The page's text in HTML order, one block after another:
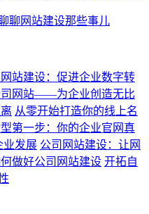
聊网站建设那些事儿
站建设：促进企业数字转
司网站――为企业创造无比
从零开始打造你的线上名
第一步：你的企业官网真
业发展 公司网站建设：让网
做好公司网站建设 开拓自